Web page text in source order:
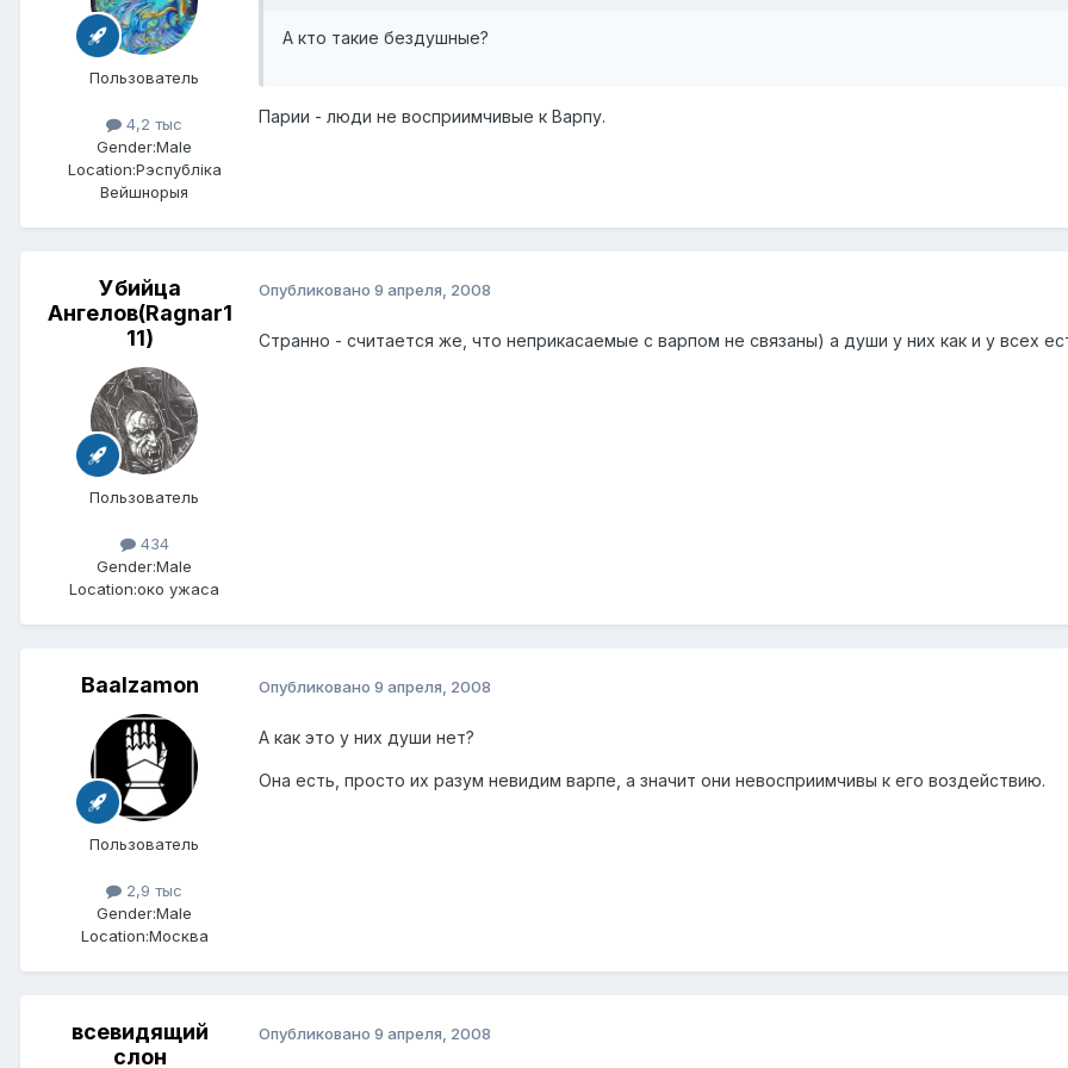
Пользователь
4,2 тыс
Gender:Male
Location:Рэспублiка
Вейшнорыя
А кто такие бездушные?
Парии - люди не восприимчивые к Варпу.
Убийца
Ангелов(Ragnar1
11)
Пользователь
434
Gender:Male
Location:око ужаса
Опубликовано 9 апреля, 2008
Странно - считается же, что неприкасаемые с варпом не связаны) а души у них как и у всех
Baalzamon
Пользователь
2,9 тыс
Gender:Male
Location:Москва
Опубликовано 9 апреля, 2008
А как это у них души нет?
Она есть, просто их разум невидим варпе, а значит они невосприимчивы к его воздействию.
всевидящий
слон
Опубликовано 9 апреля, 2008